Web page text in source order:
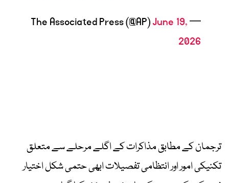
— The Associated Press (@AP)
June 19,
2026
ترجمان کے مطابق مذاکرات کے اگلے مرحلے سے متعلق
تکنیکی امور اور انتظامی تفصیلات ابھی حتمی شکل اختیار